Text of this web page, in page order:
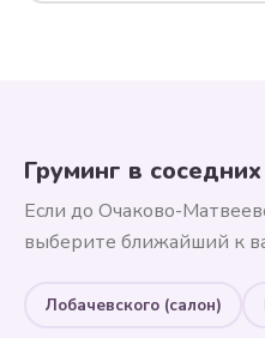
Груминг в
Если до Очаково-
выберите ближайший к
Лобачевского (салон)